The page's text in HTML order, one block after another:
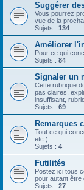
Suggérer
Vous pourrez
vue de la
Sujets : 134
Améliorer
Pour ce qui
Sujets : 84
Signaler un
Cette rubrique
pas claires,
insuffisant,
Sujets : 69
Remarques
Tout ce qui
etc.).
Sujets : 4
Futilités
Postez ici tous
pour autant être
Sujets : 27